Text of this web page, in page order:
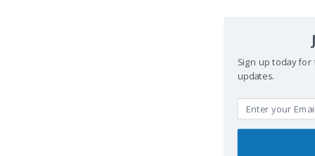
Sign up today
updates.